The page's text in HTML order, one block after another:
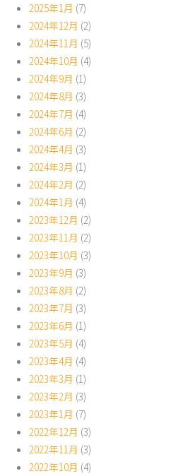
2025年1月 (7)
2024年12月 (2)
2024年11月 (5)
2024年10月 (4)
2024年9月 (1)
2024年8月 (3)
2024年7月 (4)
2024年6月 (2)
2024年4月 (3)
2024年3月 (1)
2024年2月 (2)
2024年1月 (4)
2023年12月 (2)
2023年11月 (2)
2023年10月 (3)
2023年9月 (3)
2023年8月 (2)
2023年7月 (3)
2023年6月 (1)
2023年5月 (4)
2023年4月 (4)
2023年3月 (1)
2023年2月 (3)
2023年1月 (7)
2022年12月 (3)
2022年11月 (3)
2022年10月 (4)